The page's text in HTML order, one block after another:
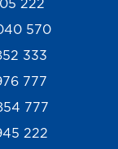
222
570
333
777
777
222